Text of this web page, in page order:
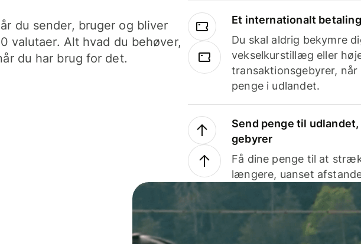
du sender, bruger og bliver
valutaer. Alt hvad du behøver,
du har brug for det.
Et internationalt
Du skal aldrig bekymre
vekselkurstillæg eller
transaktionsgebyrer, når
penge i udlandet.
Send penge til udlandet,
gebyrer
Få dine penge til at
længere, uanset